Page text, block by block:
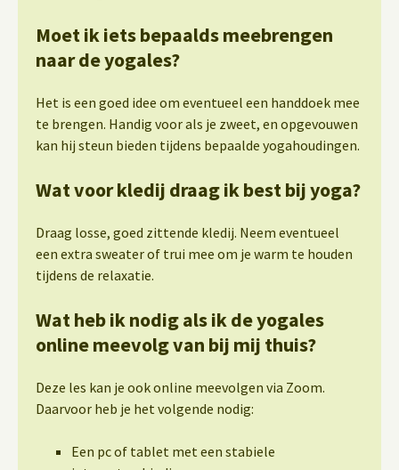
Moet ik iets bepaalds meebrengen
naar de yogales?
Het is een goed idee om eventueel een handdoek mee
te brengen. Handig voor als je zweet, en opgevouwen
kan hij steun bieden tijdens bepaalde yogahoudingen.
Wat voor kledij draag ik best bij yoga?
Draag losse, goed zittende kledij. Neem eventueel
een extra sweater of trui mee om je warm te houden
tijdens de relaxatie.
Wat heb ik nodig als ik de yogales
online meevolg van bij mij thuis?
Deze les kan je ook online meevolgen via Zoom.
Daarvoor heb je het volgende nodig:
Een pc of tablet met een stabiele